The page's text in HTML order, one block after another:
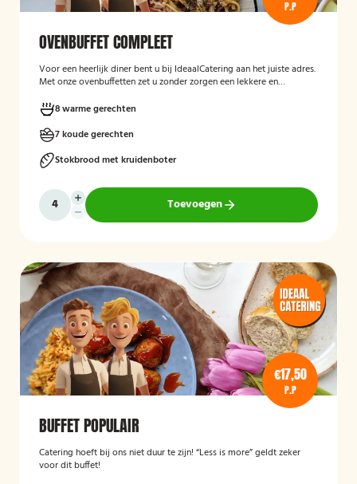
P.P
OVENBUFFET COMPLEET
Voor een heerlijk diner bent u bij IdeaalCatering aan het juiste adres.
Met onze ovenbuffetten zet u zonder zorgen een lekkere en
personen is een ovenbuffet Ideaal!
8 warme gerechten
7 koude gerechten
Stokbrood met kruidenboter
Toevoegen
€17,50
P.P
BUFFET POPULAIR
Catering hoeft bij ons niet duur te zijn! “Less is more” geldt zeker
voor dit buffet!